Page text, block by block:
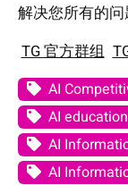
解决您所有的
TG 官方群组
AI
AI
AI
AI